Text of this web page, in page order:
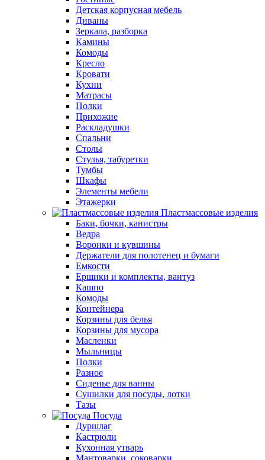
Детская корпусная мебель
Диваны
Зеркала, разборка
Камины
Комоды
Кресло
Кровати
Кухни
Матрасы
Полки
Прихожие
Раскладушки
Спальни
Столы
Стулья, табуретки
Тумбы
Шкафы
Элементы мебели
Этажерки
Пластмассовые изделия
Баки, бочки, канистры
Ведра
Воронки и кувшины
Держатели для полотенец и бумаги
Емкости
Ершики и комплекты, вантуз
Кашпо
Комоды
Контейнера
Корзины для белья
Корзины для мусора
Масленки
Мыльницы
Полки
Разное
Сиденье для ванны
Сушилки для посуды, лотки
Тазы
Посуда
Дуршлаг
Кастрюли
Кухонная утварь
Мантоварки, соковарки